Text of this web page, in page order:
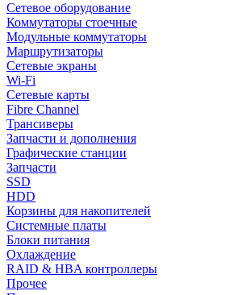
Сетевое оборудование
Коммутаторы стоечные
Модульные коммутаторы
Маршрутизаторы
Сетевые экраны
Wi-Fi
Сетевые карты
Fibre Channel
Трансиверы
Запчасти и дополнения
Графические станции
Запчасти
SSD
HDD
Корзины для накопителей
Системные платы
Блоки питания
Охлаждение
RAID & HBA контроллеры
Прочее